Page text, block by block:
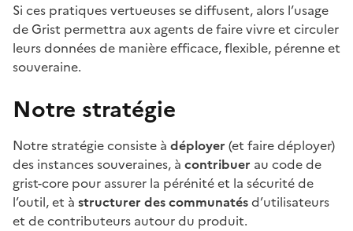
Si ces pratiques vertueuses se diffusent, alors l’usage
de Grist permettra aux agents de faire vivre et circuler
leurs données de manière efficace, flexible, pérenne et
souveraine.
Notre stratégie
Notre stratégie consiste à déployer (et faire déployer)
des instances souveraines, à contribuer au code de
grist-core pour assurer la pérénité et la sécurité de
l’outil, et à structurer des communatésd’utilisateurs
et de contributeurs autour du produit.